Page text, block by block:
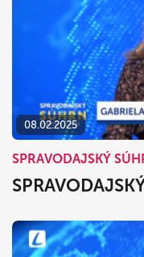
08.02.2025
SPRAVODAJSKÝ